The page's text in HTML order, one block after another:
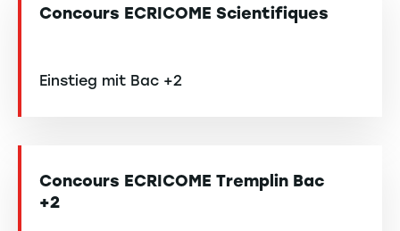
Concours ECRICOME Scientifiques
Einstieg mit Bac +2
Concours ECRICOME Tremplin Bac
+2